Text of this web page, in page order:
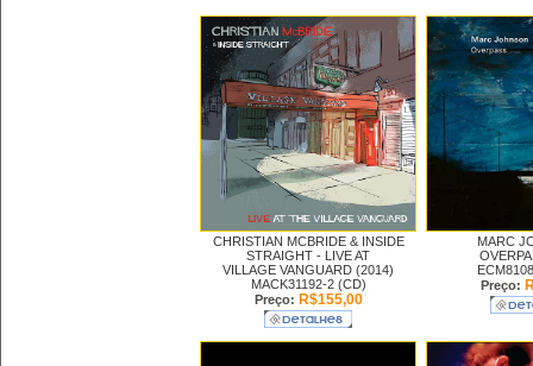
CHRISTIAN MCBRIDE & INSIDE
STRAIGHT - LIVE AT
VILLAGE VANGUARD (2014)
MACK31192-2 (CD)
Preço: R$155,00
MARC
Preço: